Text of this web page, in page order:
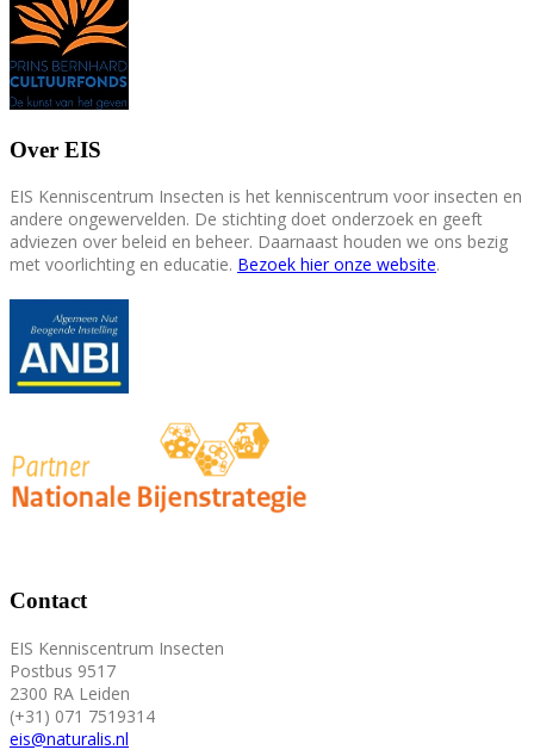
Over EIS
EIS Kenniscentrum Insecten is het kenniscentrum voor insecten en
andere ongewervelden. De stichting doet onderzoek en geeft
adviezen over beleid en beheer. Daarnaast houden we ons bezig
met voorlichting en educatie. Bezoek hier onze website.
Contact
EIS Kenniscentrum Insecten
Postbus 9517
2300 RA Leiden
(+31) 071 7519314
eis@naturalis.nl